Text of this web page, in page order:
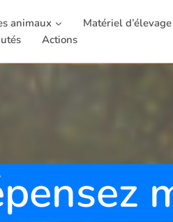
animaux Matériel d’élevage
Actions